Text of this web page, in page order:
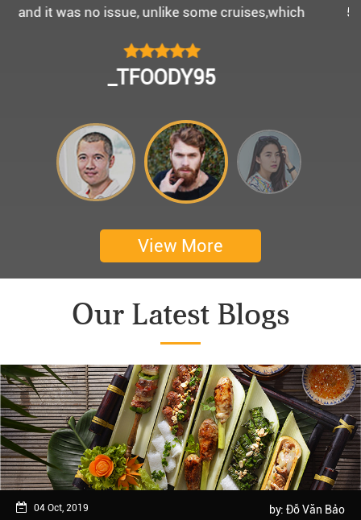
5성급 신식 몽쉐리 크루즈와 리무진 버스 덕분에 부
멀미가 있으신 부모님을 배려해서 리무진에서 앞좌
석으로 배치해주시어 고마웠습니다.
킹은 부모님께 멋진 추억을 만들어 주었네요.
어머니 환갑을 기념하여 몽쉐리 크루즈에서 이쁜
꽃다발과 맛있는 케잌으로 깜짝 파티를 만들어 주
셨어요. 어머니께서 큰 감동을 받으셨답니다. 멋진
추억을 만들어 주신 몽쉐리 크루즈와 Darian
Culbert께 감사드려요 ^^
Thanks for giving my family good services.
I hope you are happy everyday.
Have a nice day.
Ngày trải nghiệm: tháng 2 năm 2019
CHOKYUNGSEOK
View More
Our Latest Blogs
04 Oct, 2019 by: Đỗ Văn Bảo